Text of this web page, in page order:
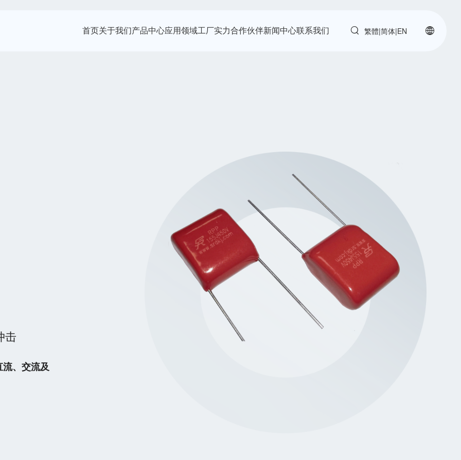
首页关于我们产品中心应用领域工厂实力合作伙伴新闻中心联系我们 繁體|简体|EN
击
、交流及